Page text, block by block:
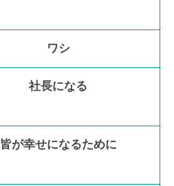
ワシ
社長になる
皆が幸せになるために